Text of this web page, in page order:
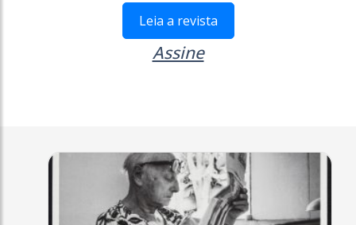
Leia a revista
Assine